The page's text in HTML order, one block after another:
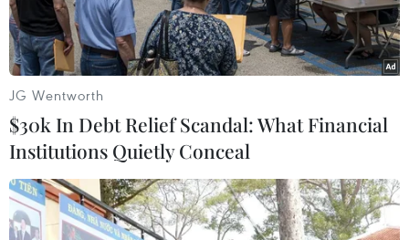
xung đột.
JG Wentworth
$30k In Debt Relief Scandal: What Financial
Institutions Quietly Conceal